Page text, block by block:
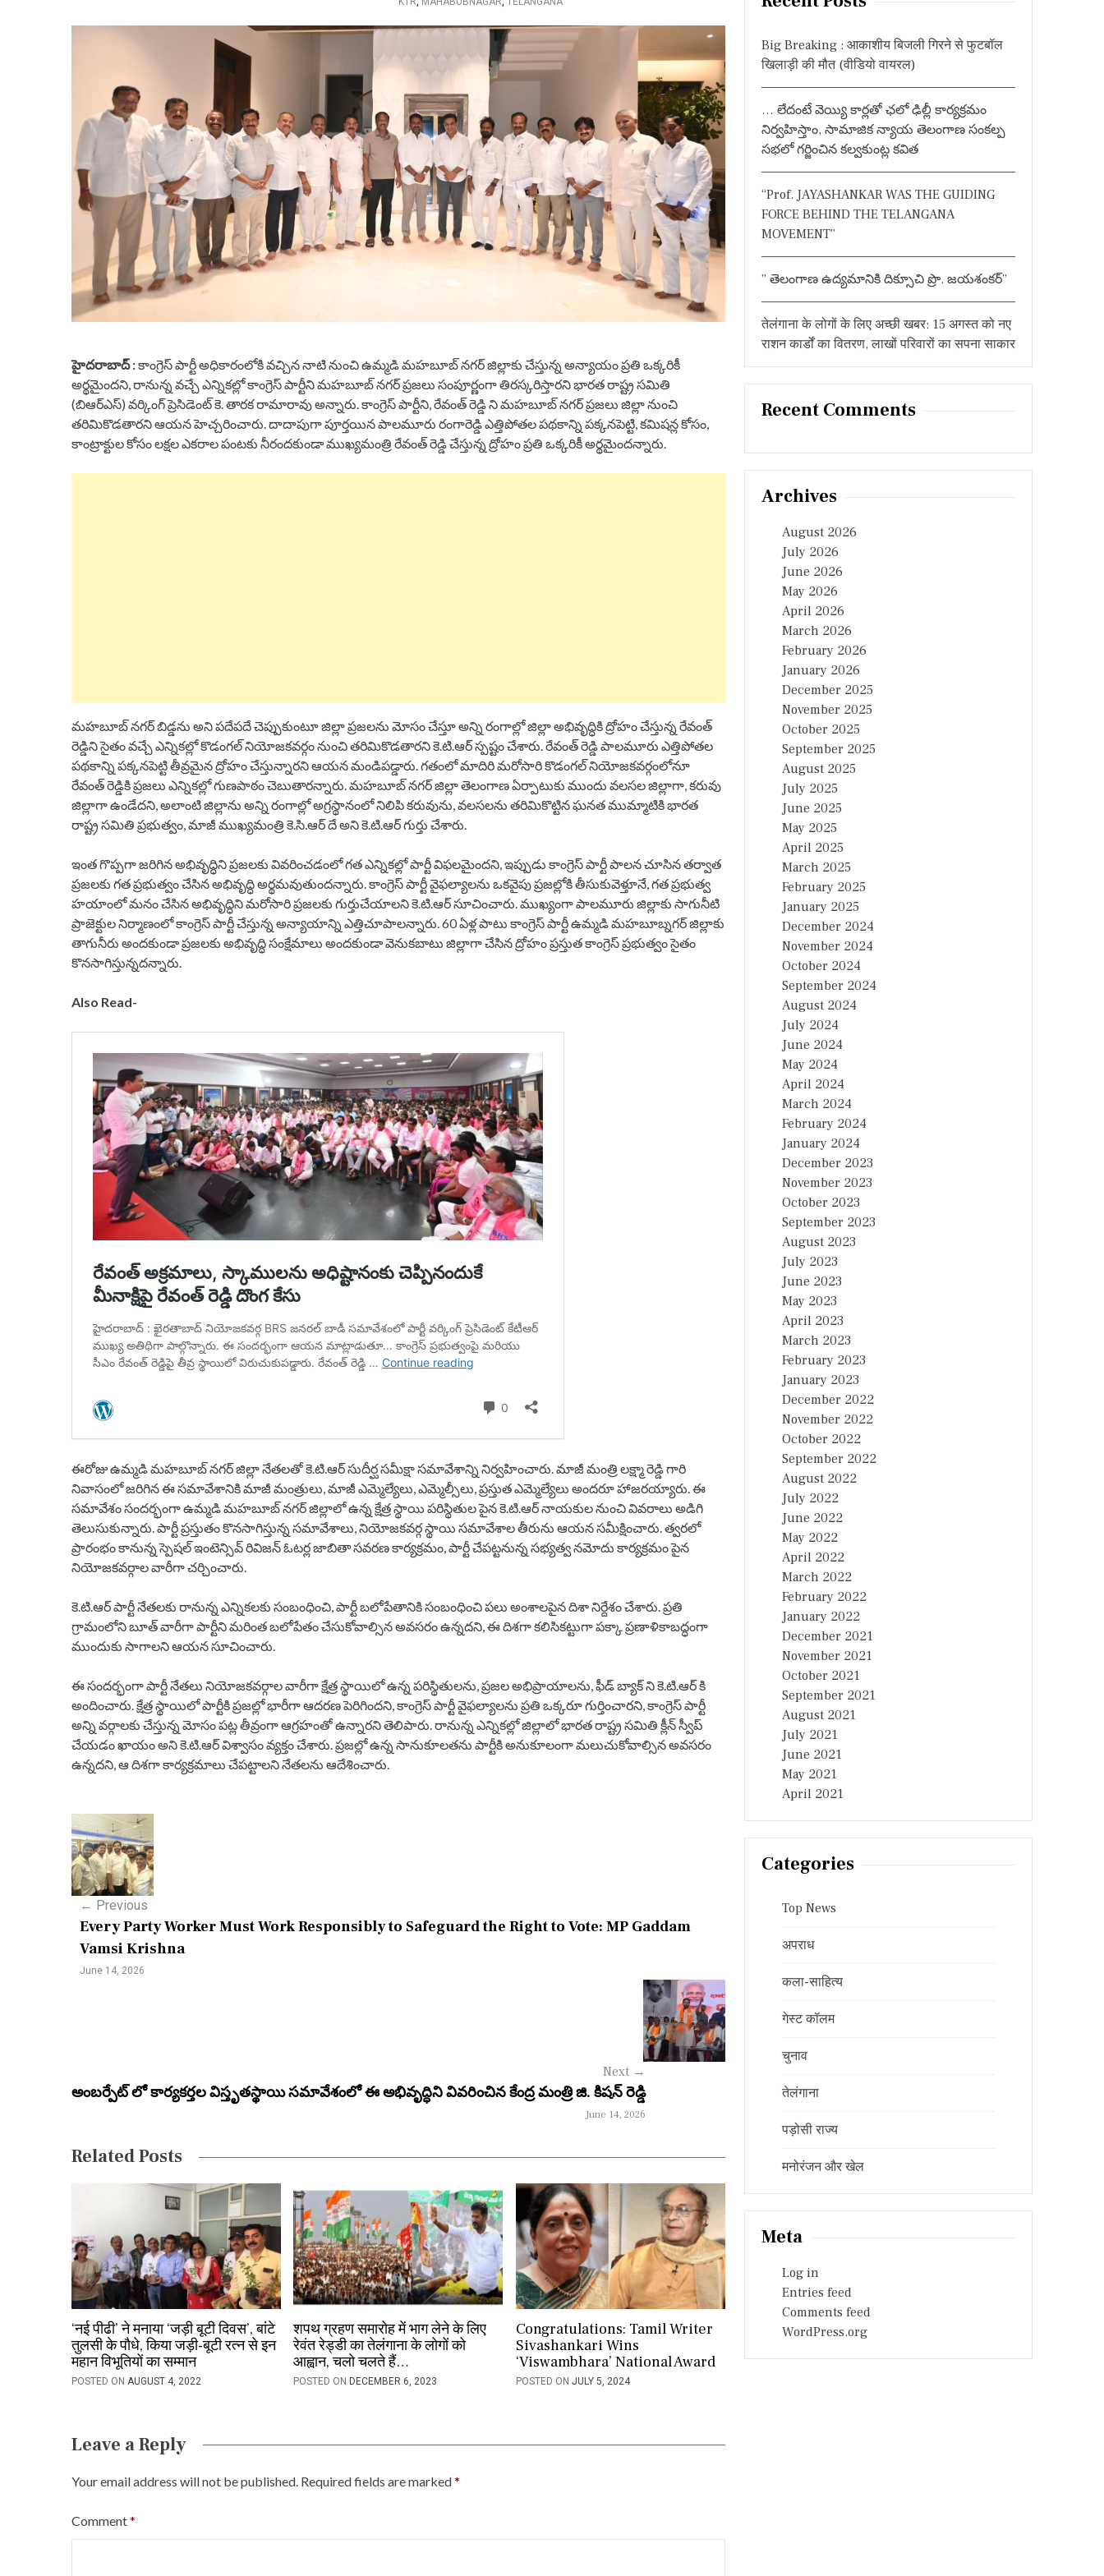
హైదరాబాద్ :కాంగ్రెస్ పార్టీ అధికారంలోకి వచ్చిన నాటి నుంచి ఉమ్మడి మహబూబ్ నగర్ జిల్లాకు చేస్తున్న అన్యాయం ప్రతి ఒక్కరికీ
అర్థమైందని, రానున్న వచ్చే ఎన్నికల్లో కాంగ్రెస్ పార్టీని మహబూబ్ నగర్ ప్రజలు సంపూర్ణంగా తిరస్కరిస్తారని భారత రాష్ట్ర సమితి
(బిఆర్ఎస్) వర్కింగ్ ప్రెసిడెంట్ కె. తారక రామారావు అన్నారు. కాంగ్రెస్ పార్టీని, రేవంత్ రెడ్డి ని మహబూబ్ నగర్ ప్రజలు జిల్లా నుంచి
తరిమికొడతారని ఆయన హెచ్చరించారు. దాదాపుగా పూర్తయిన పాలమూరు రంగారెడ్డి ఎత్తిపోతల పథకాన్ని పక్కనపెట్టి, కమిషన్ల కోసం,
కాంట్రాక్టుల కోసం లక్షల ఎకరాల పంటకు నీరందకుండా ముఖ్యమంత్రి రేవంత్ రెడ్డి చేస్తున్న ద్రోహం ప్రతి ఒక్కరికీ అర్థమైందన్నారు.
మహబూబ్ నగర్ బిడ్డను అని పదేపదే చెప్పుకుంటూ జిల్లా ప్రజలను మోసం చేస్తూ అన్ని రంగాల్లో జిల్లా అభివృద్ధికి ద్రోహం చేస్తున్న రేవంత్
రెడ్డిని సైతం వచ్చే ఎన్నికల్లో కొడంగల్ నియోజకవర్గం నుంచి తరిమికొడతారని కె.టి.ఆర్ స్పష్టం చేశారు. రేవంత్ రెడ్డి పాలమూరు ఎత్తిపోతల
పథకాన్ని పక్కనపెట్టి తీవ్రమైన ద్రోహం చేస్తున్నారని ఆయన మండిపడ్డారు. గతంలో మాదిరి మరోసారి కొడంగల్ నియోజకవర్గంలోనూ
రేవంత్ రెడ్డికి ప్రజలు ఎన్నికల్లో గుణపాఠం చెబుతారన్నారు. మహబూబ్ నగర్ జిల్లా తెలంగాణ ఏర్పాటుకు ముందు వలసల జిల్లాగా, కరువు
జిల్లాగా ఉండేదని, అలాంటి జిల్లాను అన్ని రంగాల్లో అగ్రస్థానంలో నిలిపి కరువును, వలసలను తరిమికొట్టిన ఘనత ముమ్మాటికి భారత
రాష్ట్ర సమితి ప్రభుత్వం, మాజీ ముఖ్యమంత్రి కె.సి.ఆర్ దే అని కె.టి.ఆర్ గుర్తు చేశారు.
ఇంత గొప్పగా జరిగిన అభివృద్ధిని ప్రజలకు వివరించడంలో గత ఎన్నికల్లో పార్టీ విఫలమైందని, ఇప్పుడు కాంగ్రెస్ పార్టీ పాలన చూసిన తర్వాత
ప్రజలకు గత ప్రభుత్వం చేసిన అభివృద్ధి అర్థమవుతుందన్నారు. కాంగ్రెస్ పార్టీ వైఫల్యాలను ఒకవైపు ప్రజల్లోకి తీసుకువెళ్తూనే, గత ప్రభుత్వ
హయాంలో మనం చేసిన అభివృద్ధిని మరోసారి ప్రజలకు గుర్తుచేయాలని కె.టి.ఆర్ సూచించారు. ముఖ్యంగా పాలమూరు జిల్లాకు సాగునీటి
ప్రాజెక్టుల నిర్మాణంలో కాంగ్రెస్ పార్టీ చేస్తున్న అన్యాయాన్ని ఎత్తిచూపాలన్నారు. 60 ఏళ్ల పాటు కాంగ్రెస్ పార్టీ ఉమ్మడి మహబూబ్నగర్ జిల్లాకు
తాగునీరు అందకుండా ప్రజలకు అభివృద్ధి సంక్షేమాలు అందకుండా వెనుకబాటు జిల్లాగా చేసిన ద్రోహం ప్రస్తుత కాంగ్రెస్ ప్రభుత్వం సైతం
కొనసాగిస్తున్నదన్నారు.
Also Read-
ఈరోజు ఉమ్మడి మహబూబ్ నగర్ జిల్లా నేతలతో కె.టి.ఆర్ సుదీర్ఘ సమీక్షా సమావేశాన్ని నిర్వహించారు. మాజీ మంత్రి లక్ష్మా రెడ్డి గారి
నివాసంలో జరిగిన ఈ సమావేశానికి మాజీ మంత్రులు, మాజీ ఎమ్మెల్యేలు, ఎమ్మెల్సీలు, ప్రస్తుత ఎమ్మెల్యేలు అందరూ హాజరయ్యారు. ఈ
సమావేశం సందర్భంగా ఉమ్మడి మహబూబ్ నగర్ జిల్లాలో ఉన్న క్షేత్ర స్థాయి పరిస్థితుల పైన కె.టి.ఆర్ నాయకుల నుంచి వివరాలు అడిగి
తెలుసుకున్నారు. పార్టీ ప్రస్తుతం కొనసాగిస్తున్న సమావేశాలు, నియోజకవర్గ స్థాయి సమావేశాల తీరును ఆయన సమీక్షించారు. త్వరలో
ప్రారంభం కానున్న స్పెషల్ ఇంటెన్సివ్ రివిజన్ ఓటర్ల జాబితా సవరణ కార్యక్రమం, పార్టీ చేపట్టనున్న సభ్యత్వ నమోదు కార్యక్రమం పైన
నియోజకవర్గాల వారీగా చర్చించారు.
కె.టి.ఆర్ పార్టీ నేతలకు రానున్న ఎన్నికలకు సంబంధించి, పార్టీ బలోపేతానికి సంబంధించి పలు అంశాలపైన దిశా నిర్దేశం చేశారు. ప్రతి
గ్రామంలోని బూత్ వారీగా పార్టీని మరింత బలోపేతం చేసుకోవాల్సిన అవసరం ఉన్నదని, ఈ దిశగా కలిసికట్టుగా పక్కా ప్రణాళికాబద్ధంగా
ముందుకు సాగాలని ఆయన సూచించారు.
ఈ సందర్భంగా పార్టీ నేతలు నియోజకవర్గాల వారీగా క్షేత్ర స్థాయిలో ఉన్న పరిస్థితులను, ప్రజల అభిప్రాయాలను, ఫీడ్ బ్యాక్ ని కె.టి.ఆర్ కి
అందించారు. క్షేత్ర స్థాయిలో పార్టీకి ప్రజల్లో భారీగా ఆదరణ పెరిగిందని, కాంగ్రెస్ పార్టీ వైఫల్యాలను ప్రతి ఒక్కరూ గుర్తించారని, కాంగ్రెస్ పార్టీ
అన్ని వర్గాలకు చేస్తున్న మోసం పట్ల తీవ్రంగా ఆగ్రహంతో ఉన్నారని తెలిపారు. రానున్న ఎన్నికల్లో జిల్లాలో భారత రాష్ట్ర సమితి క్లీన్ స్వీప్
చేయడం ఖాయం అని కె.టి.ఆర్ విశ్వాసం వ్యక్తం చేశారు. ప్రజల్లో ఉన్న సానుకూలతను పార్టీకి అనుకూలంగా మలుచుకోవాల్సిన అవసరం
ఉన్నదని, ఆ దిశగా కార్యక్రమాలు చేపట్టాలని నేతలను ఆదేశించారు.
P
o
s
n
a
a
i
← Previous
Every Party Worker Must Work Responsibly to Safeguard the Right to Vote: MP Gaddam
Vamsi Krishna
June 14, 2026
Next →
అంబర్పేట్ లో కార్యకర్తల విస్తృతస్థాయి సమావేశంలో ఈ అభివృద్ధిని వివరించిన ​కేంద్ర మంత్రి జి. కిషన్ రెడ్డి
June 14, 2026
Related Posts
‘नई पीढी’ ने मनाया ‘जड़ी बूटी दिवस’, बांटे
तुलसी के पौधे, किया जड़ी-बूटी रत्न से इन
महान विभूतियों का सम्मान
POSTED ON AUGUST 4, 2022
शपथ ग्रहण समारोह में भाग लेने के लिए
रेवंत रेड्डी का तेलंगाना के लोगों को
आह्वान, चलो चलते हैं…
POSTED ONDECEMBER 6, 2023
Congratulations: Tamil Writer
Sivashankari Wins
‘Viswambhara’ National Award
POSTED ON JULY 5, 2024
Leave a Reply
Your email address will not be published. Required fields are marked*
Comment*
Big Breaking : आकाशीय बिजली गिरने से फुटबॉल
खिलाड़ी की मौत (वीडियो वायरल)
… లేదంటే వెయ్యి కార్లతో ఛలో ఢిల్లీ కార్యక్రమం
నిర్వహిస్తాం, సామాజిక న్యాయ తెలంగాణ సంకల్ప
సభలో గర్జించిన కల్వకుంట్ల కవిత
“Prof. JAYASHANKAR WAS THE GUIDING
FORCE BEHIND THE TELANGANA
MOVEMENT”
” తెలంగాణ ఉద్యమానికి దిక్సూచి ప్రొ. జయశంకర్”
तेलंगाना के लोगों के लिए अच्छी खबर: 15 अगस्त को नए
राशन कार्डों का वितरण, लाखों परिवारों का सपना साकार
Recent Comments
Archives
August 2026
July 2026
June 2026
May 2026
April 2026
March 2026
February 2026
January 2026
December 2025
November 2025
October 2025
September 2025
August 2025
July 2025
June 2025
May 2025
April 2025
March 2025
February 2025
January 2025
December 2024
November 2024
October 2024
September 2024
August 2024
July 2024
June 2024
May 2024
April 2024
March 2024
February 2024
January 2024
December 2023
November 2023
October 2023
September 2023
August 2023
July 2023
June 2023
May 2023
April 2023
March 2023
February 2023
January 2023
December 2022
November 2022
October 2022
September 2022
August 2022
July 2022
June 2022
May 2022
April 2022
March 2022
February 2022
January 2022
December 2021
November 2021
October 2021
September 2021
August 2021
July 2021
June 2021
May 2021
April 2021
Categories
Top News
अपराध
कला-साहित्य
गेस्ट कॉलम
चुनाव
तेलंगाना
पड़ोसी राज्य
मनोरंजन और खेल
Meta
Log in
Entries feed
Comments feed
WordPress.org